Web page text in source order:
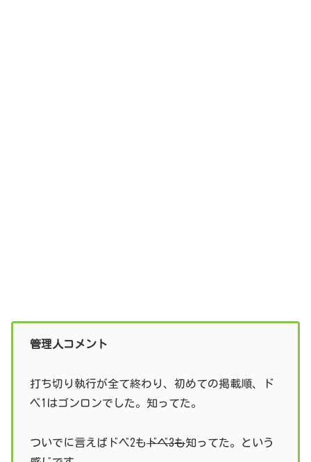
管理人コメント
打ち切り執行が全て終わり、初めての掲載順、ド
ベ1はゴンロンでした。知ってた。
ついでに言えばドベ2もドベ3も知ってた。という